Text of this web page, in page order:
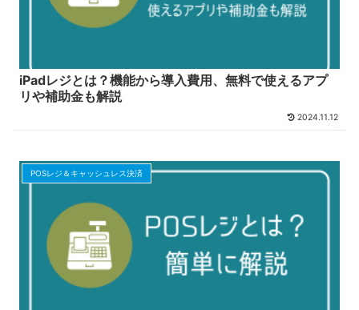
iPadレジとは？機能から導入費用、無料で使えるアプ
リや補助金も解説
2024.11.12
POSレジ＆キャッシュレス決済